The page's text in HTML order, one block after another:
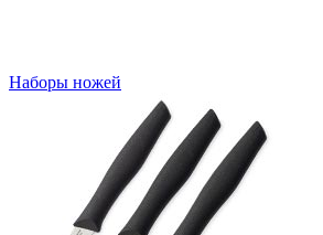
Наборы ножей